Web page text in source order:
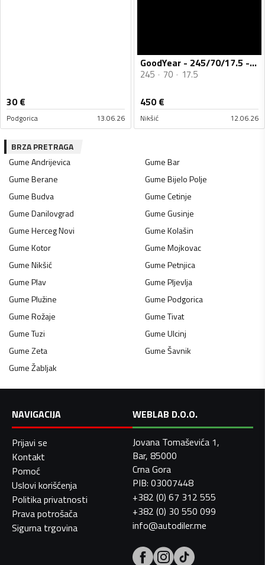
30€
Podgorica 13.06.26
GoodYear - 245/70/17.5 - Univerzalna guma
245 70 17.5
450€
Nikšić 12.06.26
BRZA PRETRAGA
GumeAndrijevica GumeBar
GumeBerane GumeBijelo Polje
GumeBudva GumeCetinje
GumeDanilovgrad GumeGusinje
GumeHerceg Novi GumeKolašin
GumeKotor GumeMojkovac
GumeNikšić GumePetnjica
GumePlav GumePljevlja
GumePlužine GumePodgorica
GumeRožaje GumeTivat
GumeTuzi GumeUlcinj
GumeZeta GumeŠavnik
GumeŽabljak
NAVIGACIJA
Prijavi se
Kontakt
Pomoć
Uslovi korišćenja
Politika privatnosti
Prava potrošača
Sigurna trgovina
WEBLAB D.O.O.
Jovana Tomaševića 1,
Bar, 85000
Crna Gora
PIB: 03007448
+382 (0) 67 312 555
+382 (0) 30 550 099
info@autodiler.me